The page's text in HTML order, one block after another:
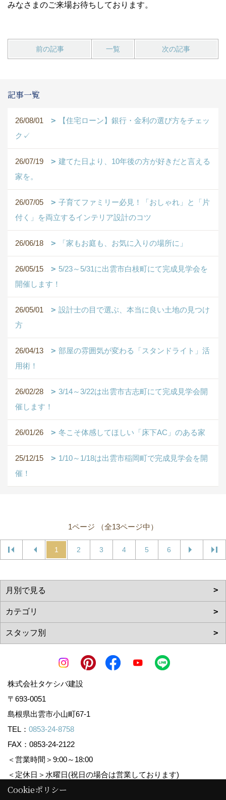
みなさまのご来場お待ちしております。
前の記事 一覧 次の記事
記事一覧
26/08/01
【住宅ローン】銀行・金利の選び方をチェッ
ク✓
26/07/19
建てた日より、10年後の方が好きだと言える
家を。
26/07/05
子育てファミリー必見！「おしゃれ」と「片
付く」を両立するインテリア設計のコツ
26/06/18 「家もお庭も、お気に入りの場所に」
26/05/15
5/23～5/31に出雲市白枝町にて完成見学会を
開催します！
26/05/01
設計士の目で選ぶ、本当に良い土地の見つけ
方
26/04/13
部屋の雰囲気が変わる「スタンドライト」活
用術！
26/02/28
3/14～3/22は出雲市古志町にて完成見学会開
催します！
26/01/26 冬こそ体感してほしい「床下AC」のある家
25/12/15
1/10～1/18は出雲市稲岡町で完成見学会を開
催！
1ページ （全13ページ中）
1 2 3 4 5 6
株式会社タケシバ建設
〒693-0051
島根県出雲市小山町67-1
TEL： 0853-24-8758
FAX：0853-24-2122
＜営業時間＞9:00～18:00
＜定休日＞水曜日(祝日の場合は営業しております)
Cookieポリシー